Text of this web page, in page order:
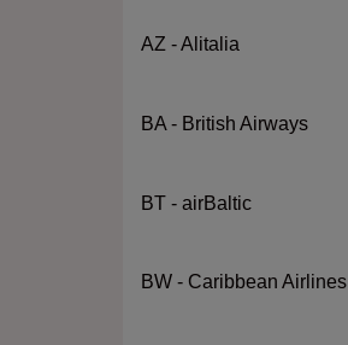
AZ - Alitalia
BA - British Airways
BT - airBaltic
BW - Caribbean Airlines